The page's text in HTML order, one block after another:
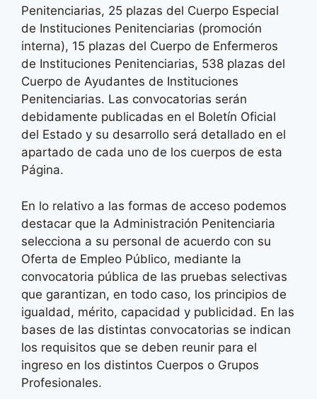
Penitenciarias, 25 plazas del Cuerpo Especial
de Instituciones Penitenciarias (promoción
interna), 15 plazas del Cuerpo de Enfermeros
de Instituciones Penitenciarias, 538 plazas del
Cuerpo de Ayudantes de Instituciones
Penitenciarias. Las convocatorias serán
debidamente publicadas en el Boletín Oficial
del Estado y su desarrollo será detallado en el
apartado de cada uno de los cuerpos de esta
Página.
En lo relativo a las formas de acceso podemos
destacar que la Administración Penitenciaria
selecciona a su personal de acuerdo con su
Oferta de Empleo Público, mediante la
convocatoria pública de las pruebas selectivas
que garantizan, en todo caso, los principios de
igualdad, mérito, capacidad y publicidad. En las
bases de las distintas convocatorias se indican
los requisitos que se deben reunir para el
ingreso en los distintos Cuerpos o Grupos
Profesionales.